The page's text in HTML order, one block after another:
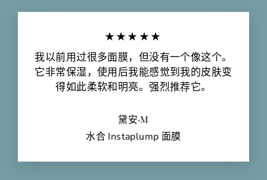
★★★★★
我以前用过很多面膜，但没有一个像这个。
它非常保湿，使用后我能感觉到我的皮肤变
得如此柔软和明亮。强烈推荐它。
黛安·M
水合 Instaplump 面膜